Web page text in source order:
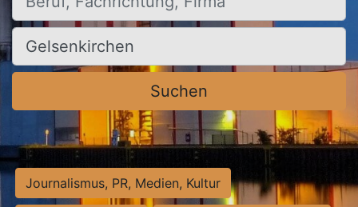
Ort, Stadt
Suchen
Journalismus, PR, Medien, Kultur